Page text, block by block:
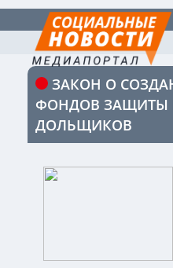
ЗАКОН О
ФОНДОВ ЗАЩИТЫ
ДОЛЬЩИКОВ